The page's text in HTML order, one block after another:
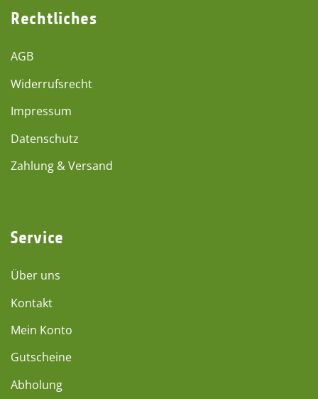
Rechtliches
AGB
Widerrufsrecht
Impressum
Datenschutz
Zahlung & Versand
Service
Über uns
Kontakt
Mein Konto
Gutscheine
Abholung